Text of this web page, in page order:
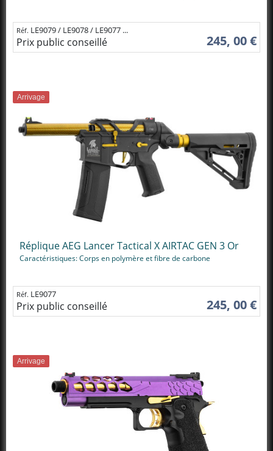
Réf. LE9079 / LE9078 / LE9077 ...
Prix public conseillé 245, 00 €
Arrivage
Réplique AEG Lancer Tactical X AIRTAC GEN 3 Or
Caractéristiques: Corps en polymère et fibre de carbone
Réf. LE9077
Prix public conseillé 245, 00 €
Arrivage